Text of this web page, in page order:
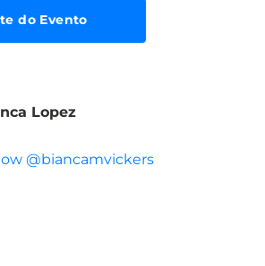
do Evento
Lopez
@biancamvickers